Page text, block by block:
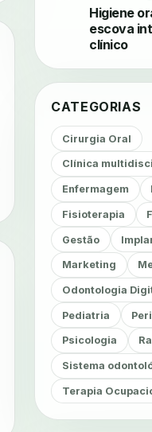
Higiene
escova
clínico
CATEGORIAS
Cirurgia Oral
Clínica
Enfermagem
Fisioterapia
Gestão
Marketing
Odontologia
Pediatria
Psicologia
Sistema
Terapia